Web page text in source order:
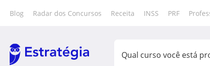
Blog Radar dos Concursos Receita INSS PRF